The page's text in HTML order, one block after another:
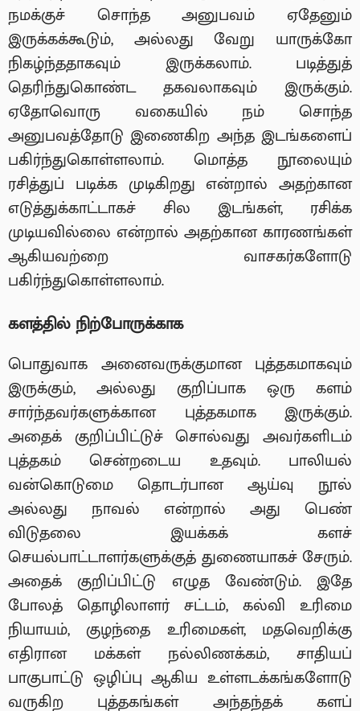
நமக்குச் சொந்த அனுபவம் ஏதேனும்
இருக்கக்கூடும், அல்லது வேறு யாருக்கோ
நிகழ்ந்ததாகவும் இருக்கலாம். படித்துத்
தெரிந்துகொண்ட தகவலாகவும் இருக்கும்.
ஏதோவொரு வகையில் நம் சொந்த
அனுபவத்தோடு இணைகிற அந்த இடங்களைப்
பகிர்ந்துகொள்ளலாம். மொத்த நூலையும்
ரசித்துப் படிக்க முடிகிறது என்றால் அதற்கான
எடுத்துக்காட்டாகச் சில இடங்கள், ரசிக்க
முடியவில்லை என்றால் அதற்கான காரணங்கள்
ஆகியவற்றை வாசகர்களோடு
பகிர்ந்துகொள்ளலாம்.
களத்தில் நிற்போருக்காக
பொதுவாக அனைவருக்குமான புத்தகமாகவும்
இருக்கும், அல்லது குறிப்பாக ஒரு களம்
சார்ந்தவர்களுக்கான புத்தகமாக இருக்கும்.
அதைக் குறிப்பிட்டுச் சொல்வது அவர்களிடம்
புத்தகம் சென்றடைய உதவும். பாலியல்
வன்கொடுமை தொடர்பான ஆய்வு நூல்
அல்லது நாவல் என்றால் அது பெண்
விடுதலை இயக்கக் களச்
செயல்பாட்டாளர்களுக்குத் துணையாகச் சேரும்.
அதைக் குறிப்பிட்டு எழுத வேண்டும். இதே
போலத் தொழிலாளர் சட்டம், கல்வி உரிமை
நியாயம், குழந்தை உரிமைகள், மதவெறிக்கு
எதிரான மக்கள் நல்லிணக்கம், சாதியப்
பாகுபாட்டு ஒழிப்பு ஆகிய உள்ளடக்கங்களோடு
வருகிற புத்தகங்கள் அந்தந்தக் களப்